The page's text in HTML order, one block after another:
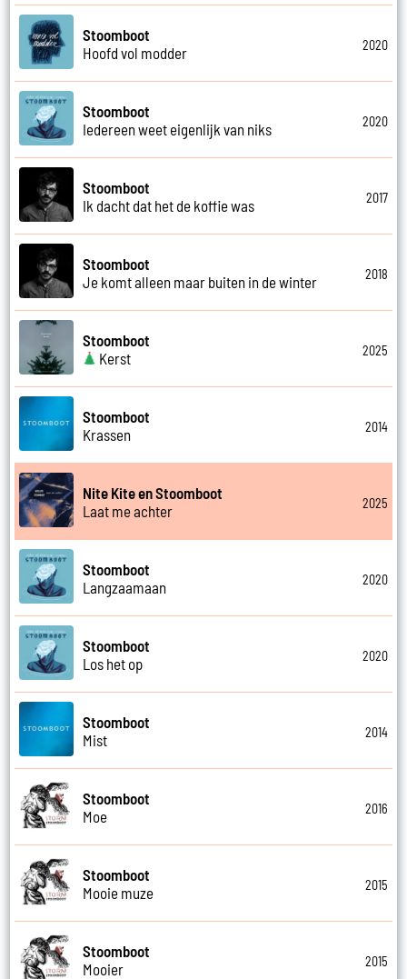
Stoomboot
Hoofd vol modder
2020
Stoomboot
Iedereen weet eigenlijk van niks
2020
Stoomboot
Ik dacht dat het de koffie was
2017
Stoomboot
Je komt alleen maar buiten in de winter
2018
Stoomboot
Kerst
2025
Stoomboot
Krassen
2014
Nite Kite en Stoomboot
Laat me achter
2025
Stoomboot
Langzaamaan
2020
Stoomboot
Los het op
2020
Stoomboot
Mist
2014
Stoomboot
Moe
2016
Stoomboot
Mooie muze
2015
Stoomboot
Mooier
2015